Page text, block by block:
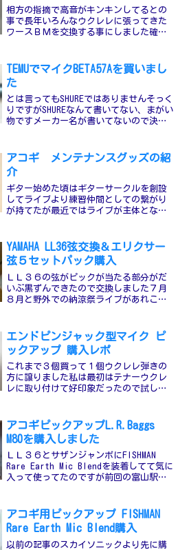
相方の指摘で高音がキンキンしてるとの
事で長年いろんなウクレレに張ってきた
ワースＢＭを交換する事にしました確か
イアンとかでは全然アリな感じではあり
ますが最近の登板させたウ...
TEMUでマイクBETA57Aを買いまし
た
とは言ってもSHUREではありませんそっく
りですがSHUREなんて書いてない、まがい
物ですメーカー名が書いてないので決し
先が平らの方が歌いやすいかなという思
いもあ...
アコギ メンテナンスグッズの紹
介
ギター始めた頃はギターサークルを創設
してライブより練習仲間としての繋がり
が持てたが最近ではライブが主体とな
したギター本体って演者の顔といえる部
分で注目されると思うのです...
YAMAHA LL36弦交換＆エリクサー
弦５セットパック購入
ＬＬ３６の弦がピックが当たる部分がだ
いぶ黒ずんできたので交換しました７月
８月と野外での納涼祭ライブがあれこれ
えたらと思います弦交換の時にしか出来
ないフレット磨きもやりま...
エンドピンジャック型マイク ピ
ックアップ 購入レポ
これまで３個買って１個ウクレレ弾きの
方に譲りました私は最初はテナーウクレ
レに取り付けて好印象だったので試しに
のFISHMAN Rare Earth Mic Blendと...
アコギピックアップL.R.Baggs
M80を購入しました
ＬＬ３６とサザンジャンボにFISHMAN
Rare Earth Mic Blendを装着してて気に
入って使ってたのですが前回の富山駅前
後、家でも落として、しばらくは何と
も...
アコギ用ピックアップ FISHMAN
Rare Earth Mic Blend購入
以前の記事のスカイソニックより先に購